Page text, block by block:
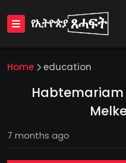
Home education
Habtemariam
7 months ago